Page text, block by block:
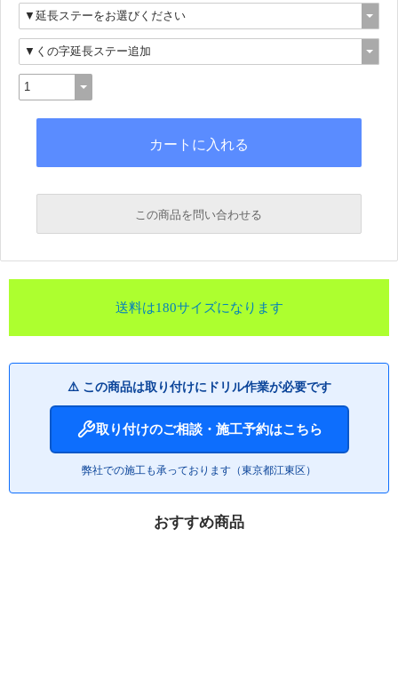
この商品を問い合わせる
送料は180サイズになります
⚠️ この商品は取り付けにドリル作業が必要です
取り付けのご相談・施工予約はこちら
弊社での施工も承っております（東京都江東区）
おすすめ商品